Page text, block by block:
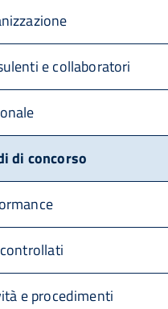
e collaboratori
di concorso
e procedimenti